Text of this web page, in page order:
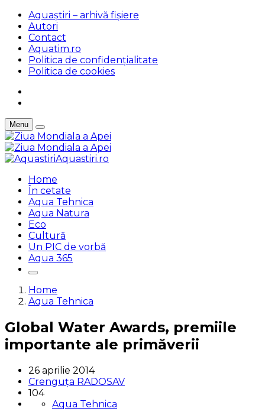
Aquaștiri – arhivă fișiere
Autori
Contact
Aquatim.ro
Politica de confidențialitate
Politica de cookies
Menu
Aquastiri.ro
Home
În cetate
Aqua Tehnica
Aqua Natura
Eco
Cultură
Un PIC de vorbă
Aqua 365
Home
Aqua Tehnica
Global Water Awards, premiile
importante ale primăverii
26 aprilie 2014
Crenguța RADOSAV
104
Aqua Tehnica